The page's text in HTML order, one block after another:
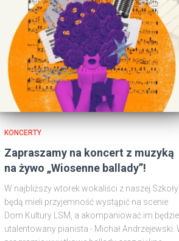
KONCERTY
Zapraszamy na koncert z muzyką
na żywo „Wiosenne ballady”!
W najbliższy wtorek wokaliści z naszej Szkoły
będą mieli przyjemność wystąpić na scenie
Dom Kultury LSM, a akompaniować im będzie
utalentowany pianista - Michał Andrzejewski.